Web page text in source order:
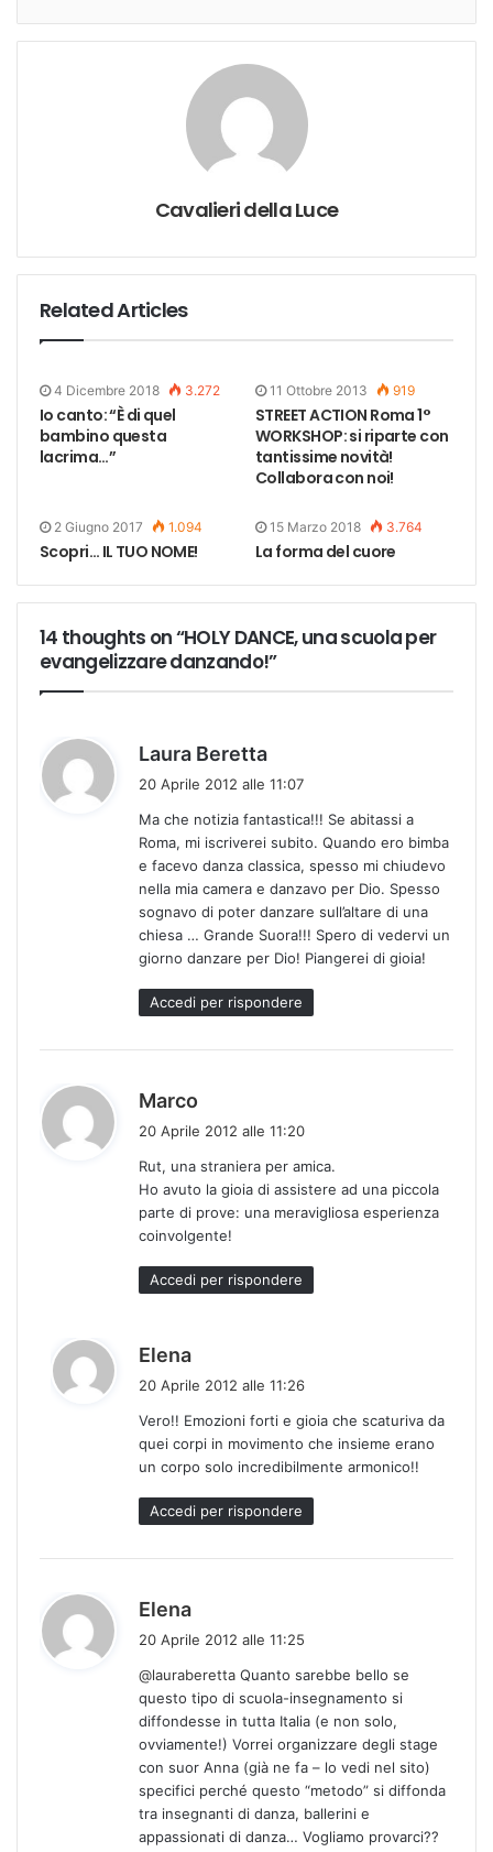
Cavalieri della Luce
Related Articles
4 Dicembre 2018 3.272
Io canto: “È di quel
bambino questa
lacrima…”
11 Ottobre 2013 919
STREET ACTION Roma 1°
WORKSHOP: si riparte con
tantissime novità!
Collabora con noi!
2 Giugno 2017 1.094
Scopri… IL TUO NOME!
15 Marzo 2018 3.764
La forma del cuore
14 thoughts on “HOLY DANCE, una scuola per
evangelizzare danzando!”
Laura Beretta
e
t
t
20 Aprile 2012 alle 11:07
Ma che notizia fantastica!!! Se abitassi a
Roma, mi iscriverei subito. Quando ero bimba
e facevo danza classica, spesso mi chiudevo
nella mia camera e danzavo per Dio. Spesso
sognavo di poter danzare sull’altare di una
chiesa … Grande Suora!!! Spero di vedervi un
giorno danzare per Dio! Piangerei di gioia!
Accedi per rispondere
Marco
e
t
t
20 Aprile 2012 alle 11:20
Rut, una straniera per amica.
Ho avuto la gioia di assistere ad una piccola
parte di prove: una meravigliosa esperienza
coinvolgente!
Accedi per rispondere
Elena
e
t
t
o
:
20 Aprile 2012 alle 11:26
Vero!! Emozioni forti e gioia che scaturiva da
quei corpi in movimento che insieme erano
un corpo solo incredibilmente armonico!!
Accedi per rispondere
Elena
e
t
t
:
20 Aprile 2012 alle 11:25
@lauraberetta Quanto sarebbe bello se
questo tipo di scuola-insegnamento si
diffondesse in tutta Italia (e non solo,
ovviamente!) Vorrei organizzare degli stage
con suor Anna (già ne fa – lo vedi nel sito)
specifici perché questo “metodo” si diffonda
tra insegnanti di danza, ballerini e
appassionati di danza… Vogliamo provarci??